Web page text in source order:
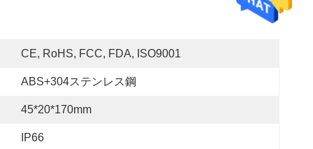
CE, RoHS, FCC, FDA, ISO9001
ABS+304ステンレス鋼
45*20*170mm
IP66